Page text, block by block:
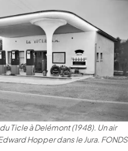
Ticle à Delémont (1948). Un air
Hopper dans le Jura. FONDS